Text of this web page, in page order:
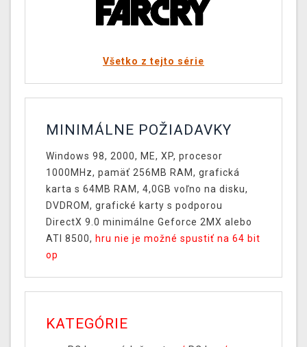
Všetko z tejto série
MINIMÁLNE POŽIADAVKY
Windows 98, 2000, ME, XP, procesor
1000MHz, pamäť 256MB RAM, grafická
karta s 64MB RAM, 4,0GB voľno na disku,
DVDROM, grafické karty s podporou
DirectX 9.0 minimálne Geforce 2MX alebo
ATI 8500, hru nie je možné spustiť na 64 bit
op
KATEGÓRIE